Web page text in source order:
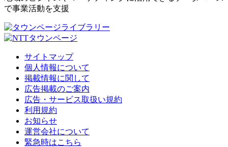
で事業活動を支援
サイトマップ
個人情報について
掲載情報に関して
広告掲載のご案内
広告・サービス取扱い規約
利用規約
お知らせ
運営会社について
緊急時はこちら